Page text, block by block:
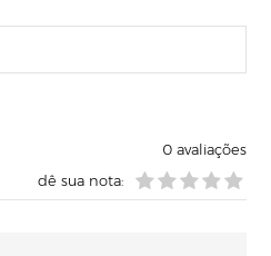
0avaliações
dê sua nota: